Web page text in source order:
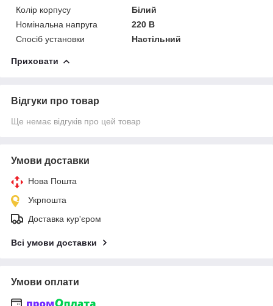
Колір корпусу
Білий
Номінальна напруга
220 В
Спосіб установки
Настільний
Приховати
Відгуки про товар
Ще немає відгуків про цей товар
Умови доставки
Нова Пошта
Укрпошта
Доставка кур'єром
Всі умови доставки
Умови оплати